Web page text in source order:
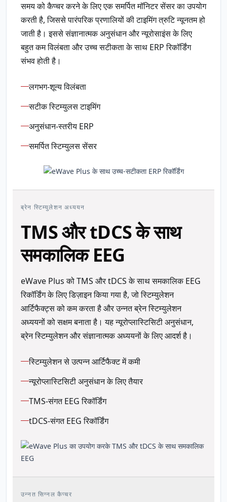
समय को कैप्चर करने के लिए एक समर्पित मॉनिटर सेंसर का उपयोग
करती है, जिससे पारंपरिक प्रणालियों की टाइमिंग त्रुटि न्यूनतम हो
जाती है। इससे संज्ञानात्मक अनुसंधान और न्यूरोसाइंस के लिए
बहुत कम विलंबता और उच्च सटीकता के साथ ERP रिकॉर्डिंग
संभव होती है।
लगभग-शून्य विलंबता
सटीक स्टिम्युलस टाइमिंग
अनुसंधान-स्तरीय ERP
समर्पित स्टिम्युलस सेंसर
ब्रेन स्टिम्युलेशन अध्ययन
TMS और tDCS के साथ
समकालिक EEG
eWave Plus को TMS और tDCS के साथ समकालिक EEG
रिकॉर्डिंग के लिए डिज़ाइन किया गया है, जो स्टिम्युलेशन
आर्टिफैक्ट्स को कम करता है और उन्नत ब्रेन स्टिम्युलेशन
अध्ययनों को सक्षम बनाता है। यह न्यूरोप्लास्टिसिटी अनुसंधान,
ब्रेन स्टिम्युलेशन और संज्ञानात्मक अध्ययनों के लिए आदर्श है।
स्टिम्युलेशन से उत्पन्न आर्टिफैक्ट में कमी
न्यूरोप्लास्टिसिटी अनुसंधान के लिए तैयार
TMS-संगत EEG रिकॉर्डिंग
tDCS-संगत EEG रिकॉर्डिंग
उन्नत सिग्नल कैप्चर